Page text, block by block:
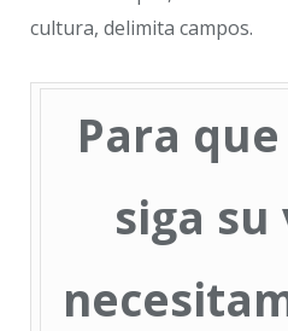
cultura, delimita campos.
Para
siga